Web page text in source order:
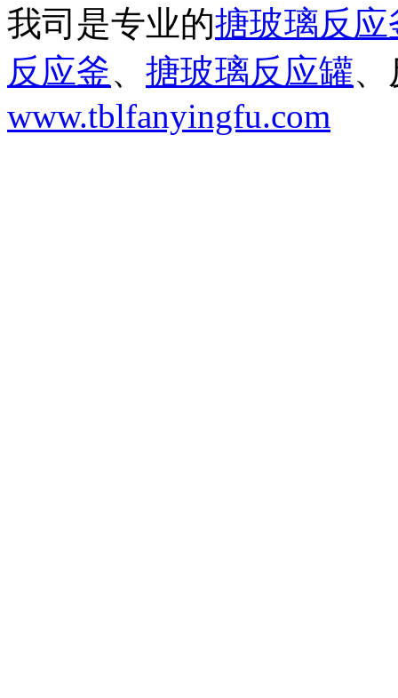
我司是专业的搪玻璃反
反应釜、 搪玻璃反应罐
www.tblfanyingfu.com